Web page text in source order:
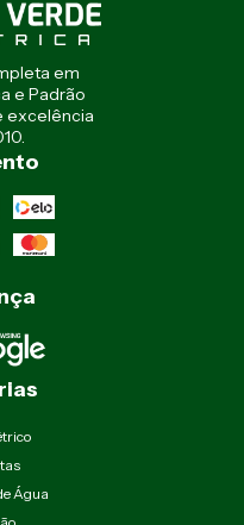
em
e Padrão
excelência
Água